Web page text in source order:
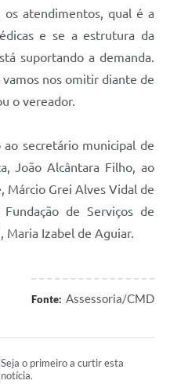
os atendimentos, qual é a
e se a estrutura da
suportando a demanda.
vamos nos omitir diante de
o vereador.
secretário municipal de
João Alcântara Filho, ao
Márcio Grei Alves Vidal de
de Serviços de
Maria Izabel de Aguiar.
Fonte: Assessoria/CMD
Seja o primeiro a curtir esta
notícia.